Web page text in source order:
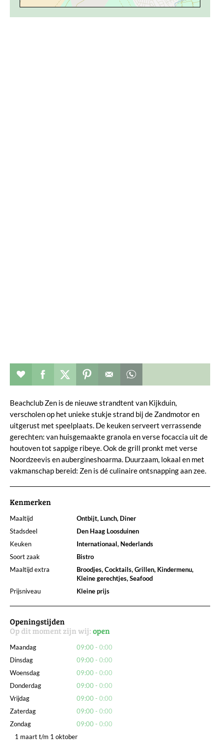
Restaurant toevoegen aan favorieten
Deel dit op facebook
Deel dit op twitter
Deel dit op pinterest
Beachclub Zen is de nieuwe strandtent van Kijkduin,
verscholen op het unieke stukje strand bij de Zandmotor en
uitgerust met speelplaats. De keuken serveert verrassende
gerechten: van huisgemaakte granola en verse focaccia uit de
houtoven tot sappige ribeye. Ook de grill pronkt met verse
Noordzeevis en aubergineshoarma. Duurzaam, lokaal en met
vakmanschap bereid: Zen is dé culinaire ontsnapping aan zee.
Kenmerken
Maaltijd
Ontbijt, Lunch, Diner
Stadsdeel
Den Haag Loosduinen
Keuken
Internationaal, Nederlands
Soort zaak
Bistro
Maaltijd extra
Broodjes, Cocktails, Grillen, Kindermenu,
Kleine gerechtjes, Seafood
Prijsniveau
Kleine prijs
Openingstijden
Op dit moment zijn wij:open
Maandag 09:00
0:00
Dinsdag
09:00
0:00
Woensdag
09:00
0:00
Donderdag
09:00
0:00
Vrijdag
09:00
0:00
Zaterdag
09:00
0:00
Zondag
09:00
0:00
1 maart t/m 1 oktober